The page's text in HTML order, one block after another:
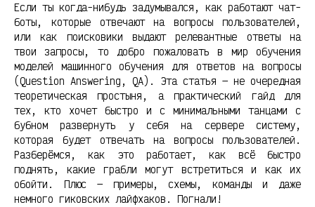
Если ты когда-нибудь задумывался, как работают чат-
боты, которые отвечают на вопросы пользователей,
или как поисковики выдают релевантные ответы на
твои запросы, то добро пожаловать в мир обучения
моделей машинного обучения для ответов на вопросы
(Question Answering, QA). Эта статья — не очередная
теоретическая простыня, а практический гайд для
тех, кто хочет быстро и с минимальными танцами с
бубном развернуть у себя на сервере систему,
которая будет отвечать на вопросы пользователей.
Разберёмся, как это работает, как всё быстро
поднять, какие грабли могут встретиться и как их
обойти. Плюс — примеры, схемы, команды и даже
немного гиковских лайфхаков. Погнали!